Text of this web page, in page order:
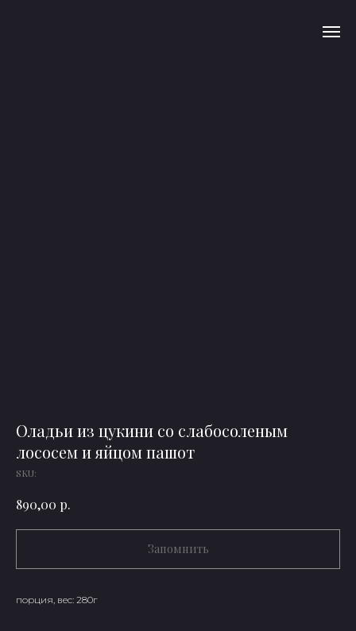
Оладьи из цукини со слабосоленым
лососем и яйцом пашот
SKU:
890,00 р.
Запомнить
порция, вес: 280г